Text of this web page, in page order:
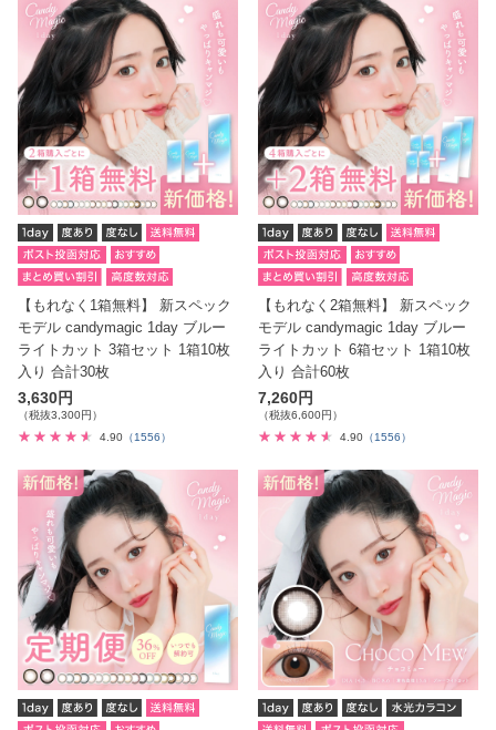
【もれなく1箱無料】 新スペック
モデル candymagic 1day ブルー
ライトカット 3箱セット 1箱10枚
入り 合計30枚
3,630円
（税抜3,300円）
4.90 （1556）
【もれなく2箱無料】 新スペック
モデル candymagic 1day ブルー
ライトカット 6箱セット 1箱10枚
入り 合計60枚
7,260円
（税抜6,600円）
4.90 （1556）